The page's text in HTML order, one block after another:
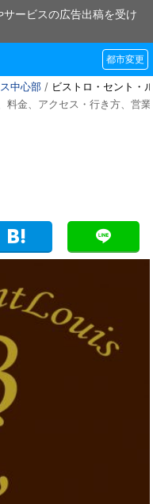
ービスの広告出稿を受け
都市変更
中心部 / ビストロ・セント・
料金、アクセス・行き方、営